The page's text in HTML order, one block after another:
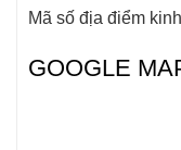
Mã số địa điểm
GOOGLE